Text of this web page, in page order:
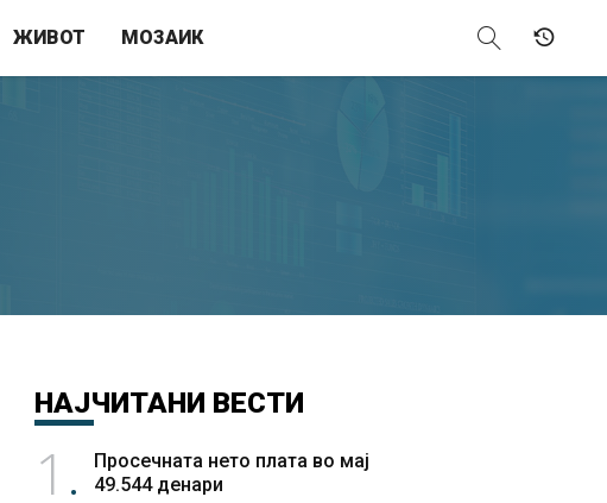
ЖИВОТ МОЗАИК
НАЈЧИТАНИ ВЕСТИ
1
Просечната нето плата во мај
49.544 денари